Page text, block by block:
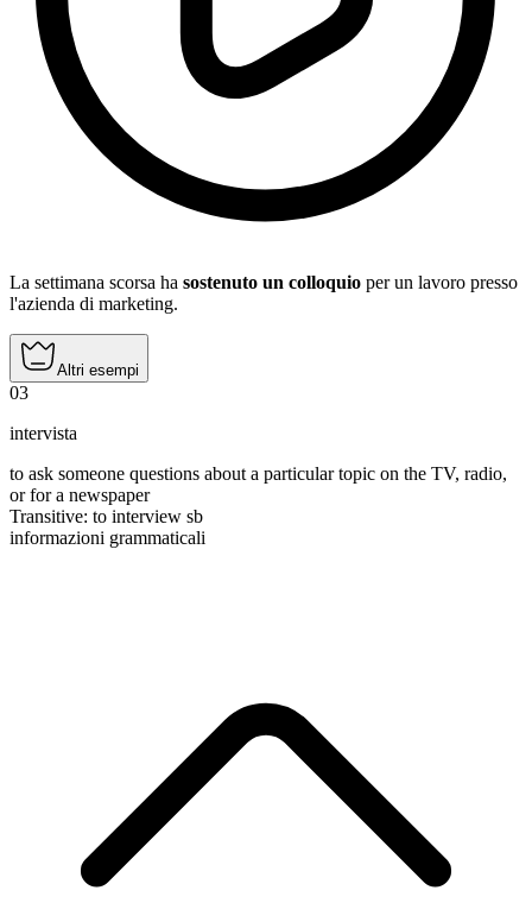
La settimana scorsa ha sostenuto un colloquio per un lavoro presso
l'azienda di marketing.
Altri esempi
03
intervista
to ask someone questions about a particular topic on the TV, radio,
or for a newspaper
Transitive: to interview sb
informazioni grammaticali